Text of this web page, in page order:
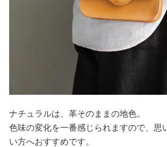
ナチュラルは、革そのままの地色。
色味の変化を一番感じられますので、思
い方へおすすめです。